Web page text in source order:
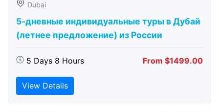
Dubai
5-дневные индивидуальные туры в Дубай
(летнее предложение) из России
5 Days 8 Hours From $1499.00
View Details